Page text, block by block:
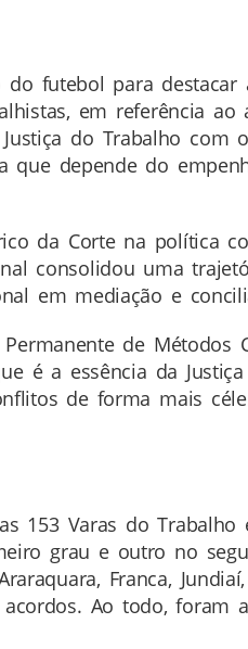
futebol para
em referência ao
do Trabalho com
que depende do
da Corte na política
consolidou uma
em mediação e
de Métodos
é a essência da Justiça
de forma mais
153 Varas do Trabalho
grau e outro no
Franca,
Ao todo, foram